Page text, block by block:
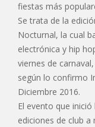
fiestas más
Se trata de la
Nocturnal, la cual
electrónica y hip
viernes de
según lo confirmo
Diciembre 2016.
El evento que
ediciones de club